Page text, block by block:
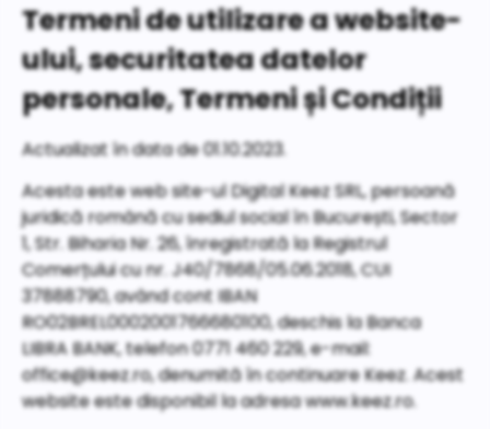
Termeni de utilizare a website-
ului, securitatea datelor
personale, Termeni și Condiții
Actualizat în data de 01.10.2023.
Acesta este web site-ul Digital Keez SRL, persoană
juridică română cu sediul social în București, Sector
1, Str. Biharia Nr. 26, înregistrată la Registrul
Comerțului cu nr. J40/7868/05.06.2018, CUI
37888790, având cont IBAN
RO02BREL0002001766680100, deschis la Banca
LIBRA BANK, telefon 0771 460 229, e-mail:
office@keez.ro, denumită în continuare Keez. Acest
website este disponibil la adresa www.keez.ro.